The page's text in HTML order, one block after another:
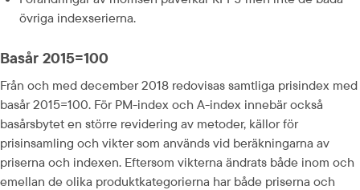
övriga indexserierna.
Basår 2015=100
Från och med december 2018 redovisas samtliga prisindex med
basår 2015=100. För PM-index och A-index innebär också
basårsbytet en större revidering av metoder, källor för
prisinsamling och vikter som används vid beräkningarna av
priserna och indexen. Eftersom vikterna ändrats både inom och
emellan de olika produktkategorierna har både priserna och